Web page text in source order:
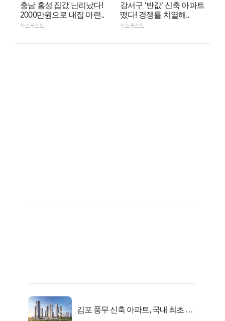
충남 홍성 집값 난리났다!
2000만원으로 내집 마련..
뉴스캐스트
강서구 ‘반값’ 신축 아파트
떴다! 경쟁률 치열해..
뉴스캐스트
김포 풍무 신축 아파트, 국내 최초 반